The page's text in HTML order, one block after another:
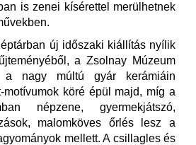
is zenei kísérettel merülhetnek
új időszaki kiállítás nyílik
a Zsolnay Múzeum
nagy múltú gyár kerámiáin
motívumok köré épül majd, míg a
népzene, gyermekjátszó,
malomköves őrlés lesz a
mellett. A csillagles és